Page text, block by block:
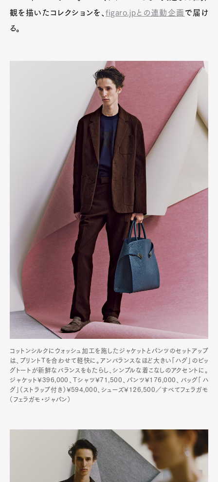
CultureLifestyle
Pen Membership
Official Columnist
Contact
Pen Meet
Pen international Pen tw
観を描いたコレクションを、figaro.jpとの連動企画 で届け
る。
コットンシルクにウォッシュ加工を施したジャケットとパンツのセットアップ
は、プリントTを合わせて軽快に。アンバランスなほど大きい「ハグ」のビッ
グトートが新鮮なバランスをもたらし、シンプルな着こなしのアクセントに。
ジャケット¥396,000、Tシャツ¥71,500、パンツ¥176,000、バッグ「ハ
グ」（ストラップ付き）¥594,000、シューズ¥126,500／すべてフェラガモ
（フェラガモ・ジャパン）